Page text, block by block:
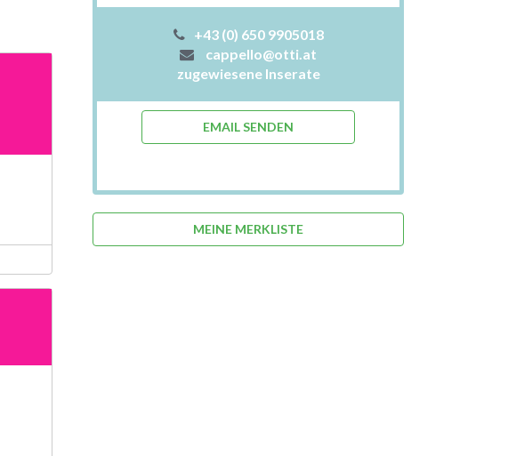
+43 (0) 650 9905018
cappello@otti.at
zugewiesene Inserate
EMAIL SENDEN
MEINE MERKLISTE